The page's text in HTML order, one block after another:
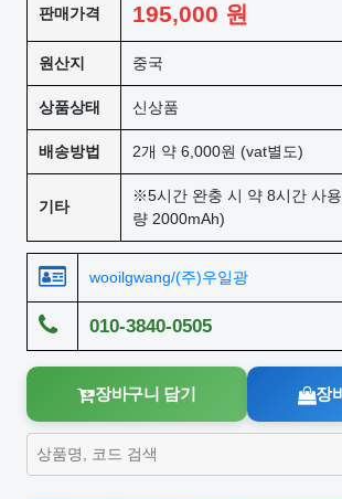
판매가격 195,000 원
원산지 중국
상품상태 신상품
배송방법 2개 약 6,000원 (vat별도)
기타
※5시간 완충 시 약 8시간 사
량 2000mAh)
wooilgwang/(주)우일광
010-3840-0505
장바구니 담기 장